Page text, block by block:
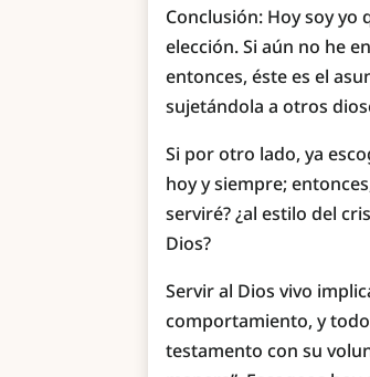
Conclusión: Hoy soy
elección. Si aún no he
entonces, éste es el
sujetándola a otros
Si por otro lado, ya
hoy y siempre;
serviré? ¿al estilo del
Dios?
Servir al Dios vivo
comportamiento, y
testamento con su